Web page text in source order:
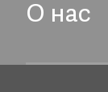
О нас